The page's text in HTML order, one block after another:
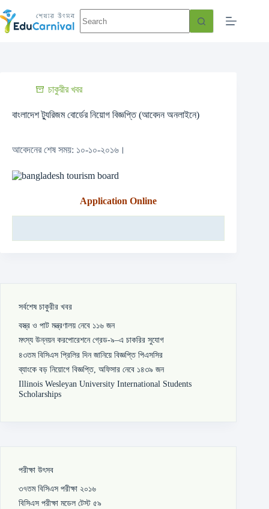
চাকুরীর খবর
বাংলাদেশ ট্যুরিজম বোর্ডের নিয়োগ বিজ্ঞপ্তি (আবেদন অনলাইনে)
আবেদনের শেষ সময়: ১০-১০-২০১৬।
Application Online
সর্বশেষ চাকুরীর খবর
বস্ত্র ও পাট মন্ত্রণালয় নেবে ১১৬ জন
মৎস্য উন্নয়ন করপোরেশনে গ্রেড-৯–এ চাকরির সুযোগ
৪৩তম বিসিএস প্রিলির দিন জানিয়ে বিজ্ঞপ্তি পিএসসির
ব্যাংকে বড় নিয়োগে বিজ্ঞপ্তি, অফিসার নেবে ১৪৩৯ জন
Illinois Wesleyan University International Students
Scholarships
পরীক্ষা উৎসব
৩৭তম বিসিএস পরীক্ষা ২০১৬
বিসিএস পরীক্ষা মডেল টেস্ট ৫৯